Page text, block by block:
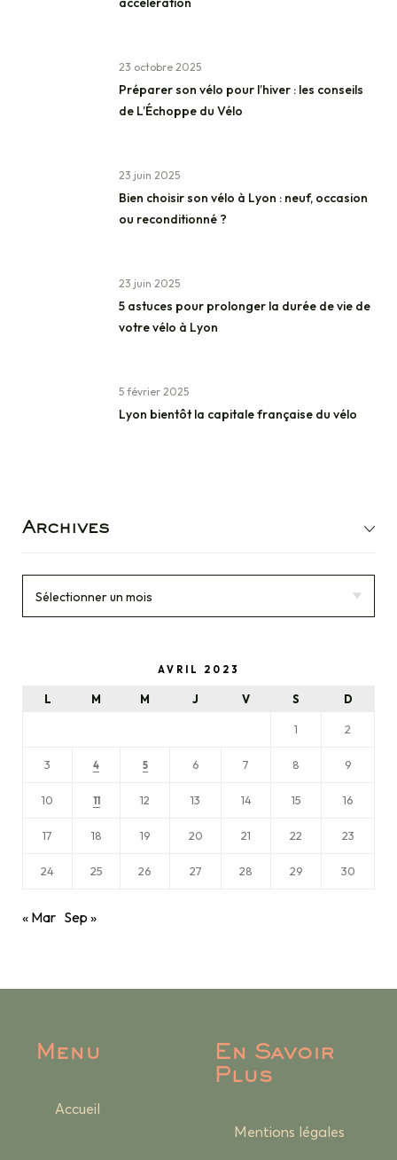
23 octobre 2025
Préparer son vélo pour l’hiver : les conseils
de L’Échoppe du Vélo
23 juin 2025
Bien choisir son vélo à Lyon : neuf, occasion
ou reconditionné ?
23 juin 2025
5 astuces pour prolonger la durée de vie de
votre vélo à Lyon
5 février 2025
Lyon bientôt la capitale française du vélo
Archives
AVRIL 2023
L M M J V S D
1 2
3 4 5 6 7 8 9
10 11 12 13 14 15 16
17 18 19 20 21 22 23
24 25 26 27 28 29 30
« Mar Sep »
Menu
Accueil
En Savoir
Plus
Mentions légales